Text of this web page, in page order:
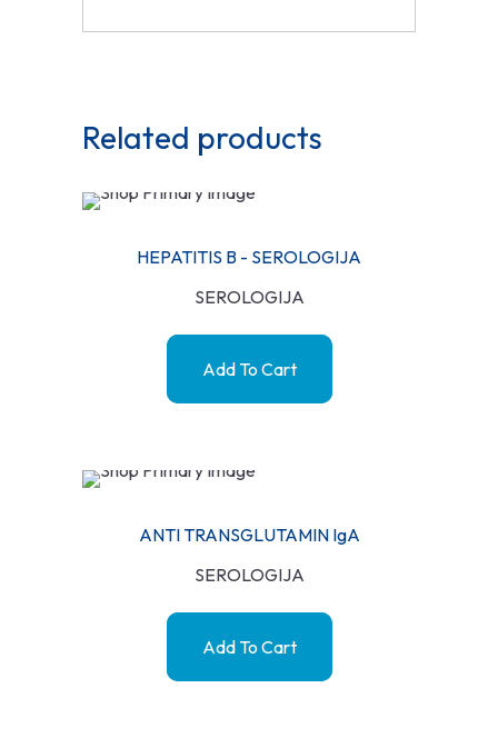
Related products
HEPATITIS B - SEROLOGIJA
SEROLOGIJA
Add To Cart
ANTI TRANSGLUTAMIN IgA
SEROLOGIJA
Add To Cart